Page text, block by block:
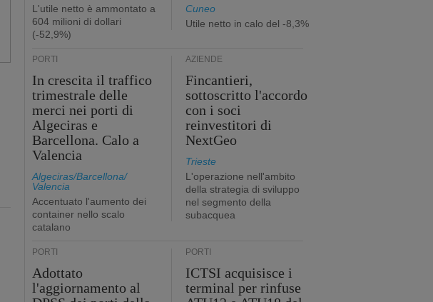
L'utile netto è ammontato a
604 milioni di dollari
(-52,9%)
Cuneo
Utile netto in calo del -8,3%
PORTI
In crescita il traffico
trimestrale delle
merci nei porti di
Algeciras e
Barcellona. Calo a
Valencia
Algeciras/Barcellona/
Valencia
Accentuato l'aumento dei
container nello scalo
catalano
AZIENDE
Fincantieri,
sottoscritto l'accordo
con i soci
reinvestitori di
NextGeo
Trieste
L'operazione nell'ambito
della strategia di sviluppo
nel segmento della
subacquea
PORTI
Adottato
l'aggiornamento al
PORTI
ICTSI acquisisce i
terminal per rinfuse